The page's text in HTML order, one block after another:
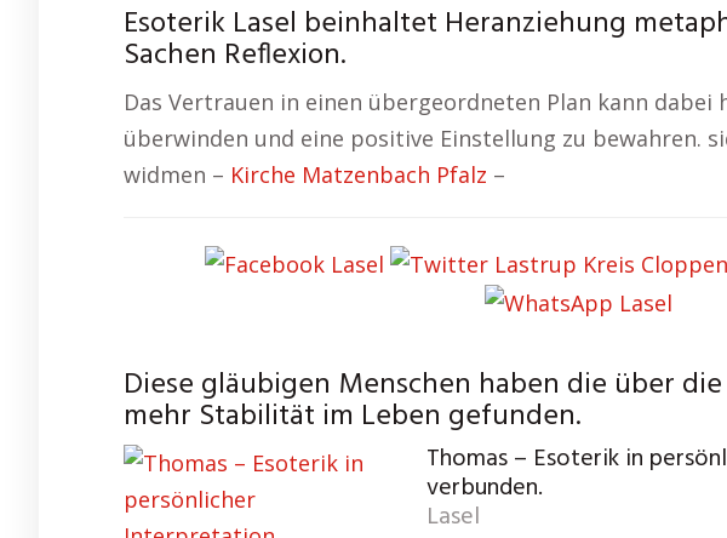
Esoterik Lasel beinhaltet Heranziehung
Sachen Reflexion.
Das Vertrauen in einen übergeordneten Plan kann dabei
überwinden und eine positive Einstellung zu bewahren.
widmen – Kirche Matzenbach Pfalz –
Diese gläubigen Menschen haben die über
mehr Stabilität im Leben gefunden.
Thomas – Esoterik in
verbunden.
Lasel